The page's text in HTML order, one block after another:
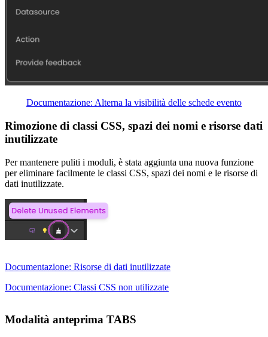
Documentazione: Alterna la visibilità delle schede evento
Rimozione di classi CSS, spazi dei nomi e risorse dati
inutilizzate
Per mantenere puliti i moduli, è stata aggiunta una nuova funzione
per eliminare facilmente le classi CSS, spazi dei nomi e le risorse di
dati inutilizzate.
Documentazione: Risorse di dati inutilizzate
Documentazione: Classi CSS non utilizzate
Modalità anteprima TABS